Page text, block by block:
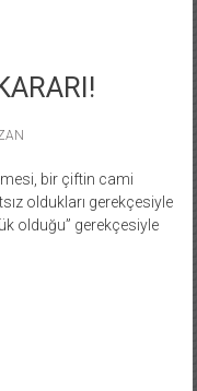
bir çiftin cami
oldukları gerekçesiyle
olduğu” gerekçesiyle